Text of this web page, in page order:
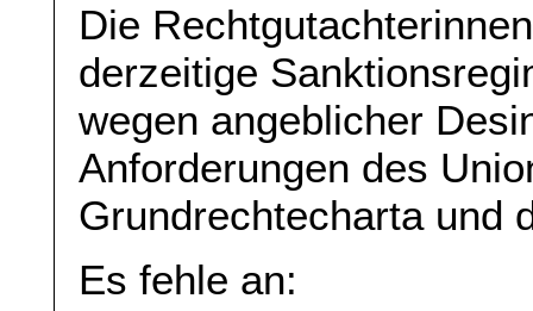
Die
derzeitige
wegen angeblicher
Anforderungen des
Grundrechtecharta und
Es fehle an: